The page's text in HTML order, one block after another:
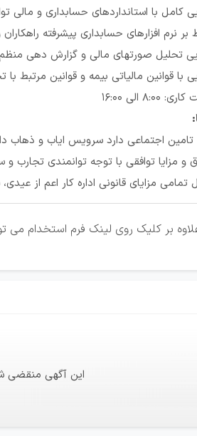
کامل با استانداردهای حسابداری و مالی
بر نرم افزارهای حسابداری پیشرفته راهکاران
تحلیل صورتهای مالی و گزارش دهی
با قوانین مالیاتی بیمه و قوانین مرتبط با
۸:۰۰ الی ۱۶:۰۰
تامین اجتماعی دارد سرویس ایاب و ذهاب
و مزایا توافقی با توجه توانمندی تجارب
تمامی مزایای قانونی اداره کار اعم از
بر کلیک روی لینک فرم استخدام می
این آگهی منقضی